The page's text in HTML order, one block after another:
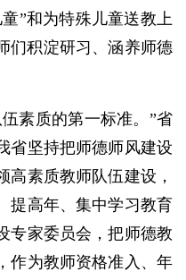
”和为特殊儿童送教上
积淀研习、涵养师德
素质的第一标准。”省
省坚持把师德师风建设
高素质教师队伍建设，
提高年、集中学习教育
专家委员会，把师德教
作为教师资格准入、年